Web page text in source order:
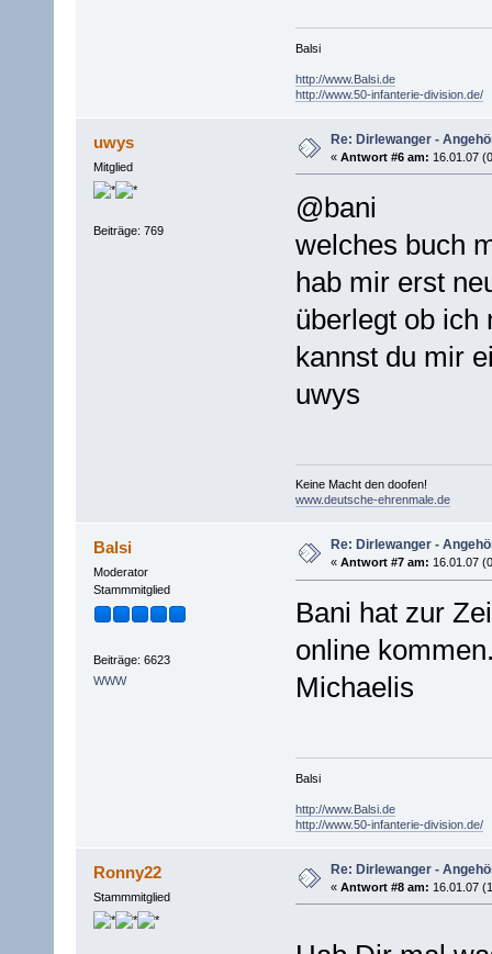
Balsi
http://www.Balsi.de
http://www.50-infanterie-division.de/
uwys
Mitglied
Beiträge: 769
Re: Dirlewanger -
« Antwort #6 am: 16.01.07
@bani
welches buch
hab mir erst
überlegt ob ich
kannst du mir
uwys
Keine Macht den doofen!
www.deutsche-ehrenmale.de
Balsi
Moderator
Stammmitglied
Beiträge: 6623
WWW
Re: Dirlewanger -
« Antwort #7 am: 16.01.07
Bani hat zur
online
Michaelis
Balsi
http://www.Balsi.de
http://www.50-infanterie-division.de/
Ronny22
Stammmitglied
Re: Dirlewanger -
« Antwort #8 am: 16.01.07